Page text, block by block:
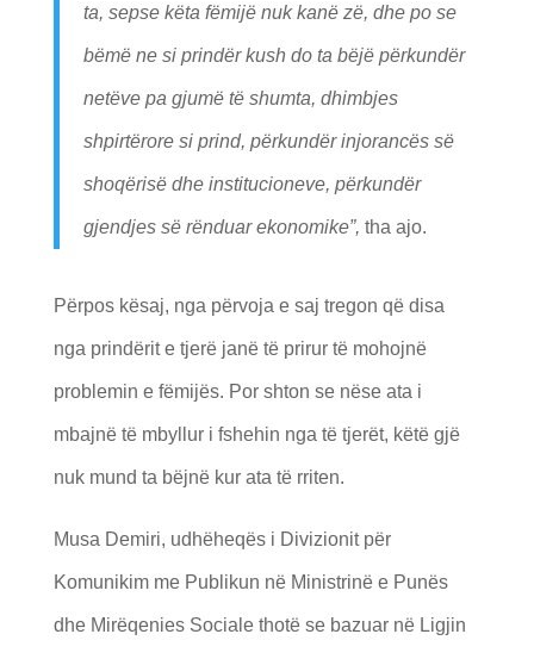
ta, sepse këta fëmijë nuk kanë zë, dhe po se
bëmë ne si prindër kush do ta bëjë përkundër
netëve pa gjumë të shumta, dhimbjes
shpirtërore si prind, përkundër injorancës së
shoqërisë dhe institucioneve, përkundër
gjendjes së rënduar ekonomike”, tha ajo.
Përpos kësaj, nga përvoja e saj tregon që disa
nga prindërit e tjerë janë të prirur të mohojnë
problemin e fëmijës. Por shton se nëse ata i
mbajnë të mbyllur i fshehin nga të tjerët, këtë gjë
nuk mund ta bëjnë kur ata të rriten.
Musa Demiri, udhëheqës i Divizionit për
Komunikim me Publikun në Ministrinë e Punës
dhe Mirëqenies Sociale thotë se bazuar në Ligjin